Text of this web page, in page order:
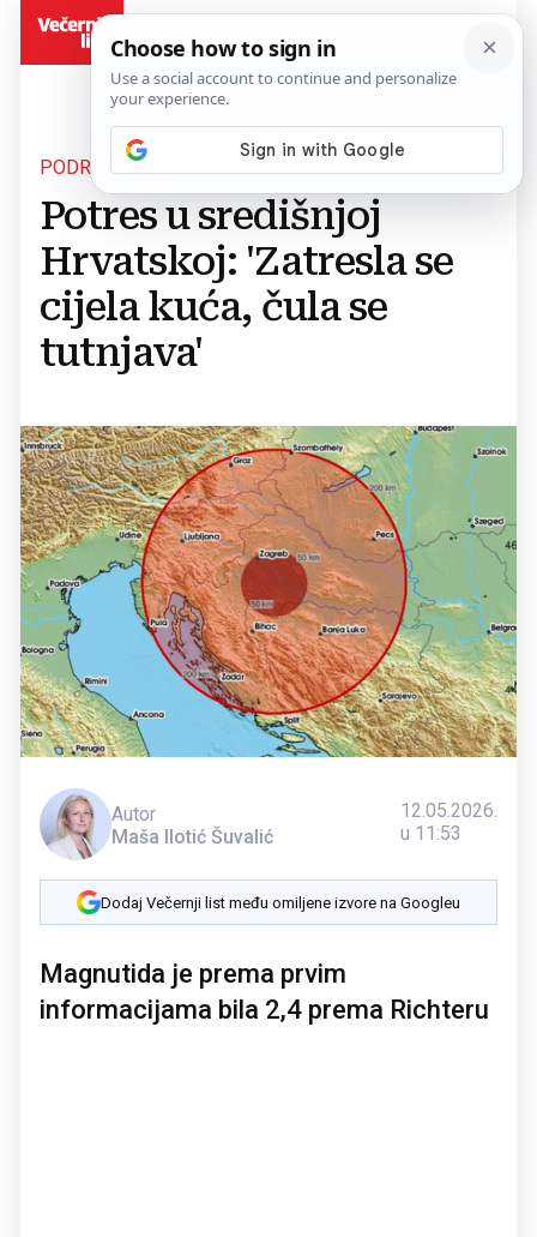
PODRHTAVANJE TLA
Potres u središnjoj
Hrvatskoj: 'Zatresla se
cijela kuća, čula se
tutnjava'
Autor
Maša Ilotić Šuvalić
12.05.2026.
u 11:53
Dodaj Večernji list među omiljene izvore na Googleu
Magnutida je prema prvim
informacijama bila 2,4 prema Richteru